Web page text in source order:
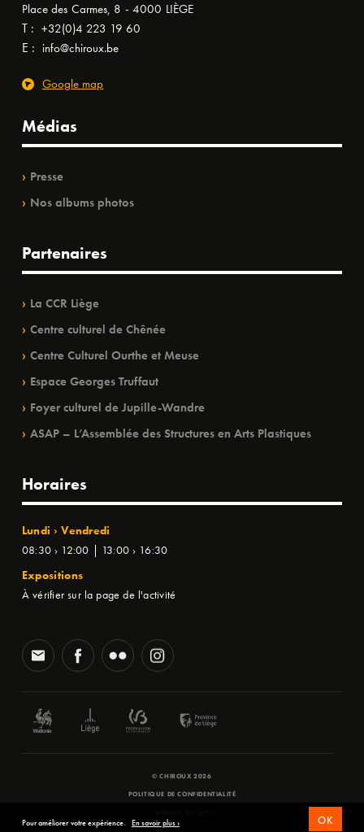
Place des Carmes, 8 - 4000 LIÈGE
T : +32(0)4 223 19 60
E : info@chiroux.be
Google map
Médias
Presse
Nos albums photos
Partenaires
La CCR Liège
Centre culturel de Chênée
Centre Culturel Ourthe et Meuse
Espace Georges Truffaut
Foyer culturel de Jupille-Wandre
ASAP – L’Assemblée des Structures en Arts Plastiques
Horaires
Lundi › Vendredi
08:30 › 12:00 | 13:00 › 16:30
Expositions
À vérifier sur la page de l'activité
© CHIROUX 2026
POLITIQUE DE CONFIDENTIALITÉ
Pour améliorer votre expérience. En savoir plus › OK